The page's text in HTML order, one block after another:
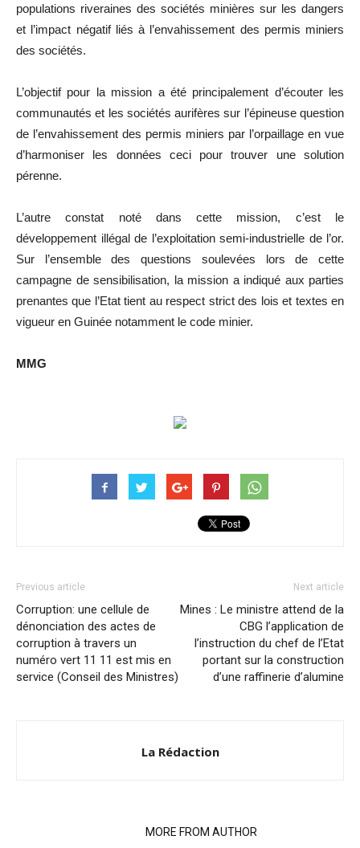
populations riveraines des sociétés minières sur les dangers
et l’impact négatif liés à l’envahissement des permis miniers
des sociétés.
L’objectif pour la mission a été principalement d’écouter les
communautés et les sociétés aurifères sur l’épineuse question
de l’envahissement des permis miniers par l’orpaillage en vue
d’harmoniser les données ceci pour trouver une solution
pérenne.
L’autre constat noté dans cette mission, c’est le
développement illégal de l’exploitation semi-industrielle de l’or.
Sur l’ensemble des questions soulevées lors de cette
campagne de sensibilisation, la mission a indiqué aux parties
prenantes que l’Etat tient au respect strict des lois et textes en
vigueur en Guinée notamment le code minier.
MMG
Previous article
Corruption: une cellule de
dénonciation des actes de
corruption à travers un
numéro vert 11 11 est mis en
service (Conseil des Ministres)
Next article
Mines : Le ministre attend de la
CBG l’application de
l’instruction du chef de l’Etat
portant sur la construction
d’une raffinerie d’alumine
La Rédaction
MORE FROM AUTHOR